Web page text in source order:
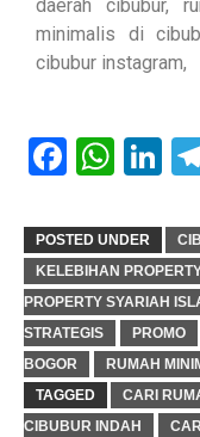
daerah cibubur,
minimalis di
cibubur instagram,
POSTED UNDER
KELEBIHAN
PROPERTY SYARIAH
STRATEGIS
PROMO
BOGOR
RUMAH
TAGGED
CARI
CIBUBUR INDAH